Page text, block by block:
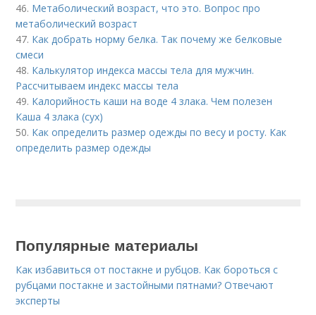
46. Метаболический возраст, что это. Вопрос про
метаболический возраст
47. Как добрать норму белка. Так почему же белковые
смеси
48. Калькулятор индекса массы тела для мужчин.
Рассчитываем индекс массы тела
49. Калорийность каши на воде 4 злака. Чем полезен
Каша 4 злака (сух)
50. Как определить размер одежды по весу и росту. Как
определить размер одежды
Популярные материалы
Как избавиться от постакне и рубцов. Как бороться с
рубцами постакне и застойными пятнами? Отвечают
эксперты